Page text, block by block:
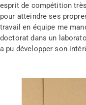
esprit de compétition
pour atteindre ses
travail en équipe me
doctorat dans un
a pu développer son